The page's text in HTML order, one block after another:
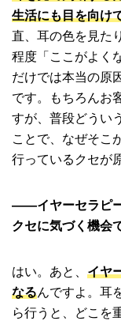
生活にも目を向け
直、耳の色を見た
程度「ここがよく
だけでは本当の原
です。もちろんお
すが、普段どうい
ことで、なぜそこ
行っているクセが
――イヤーセラピ
クセに気づく機会
はい。あと、 イヤ
なるんですよ。耳
ら行うと、どこを